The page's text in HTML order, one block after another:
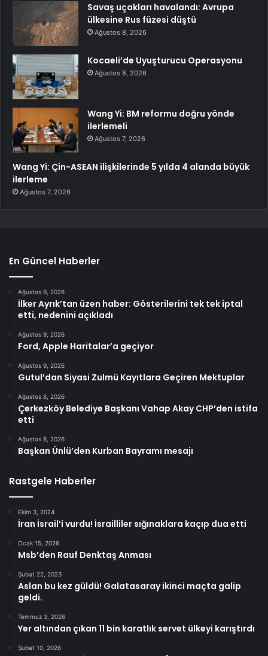
Savaş uçakları havalandı: Avrupa
ülkesine Rus füzesi düştü
Ağustos 8, 2026
Kocaeli’de Uyuşturucu Operasyonu
Ağustos 8, 2026
Wang Yi: BM reformu doğru yönde
ilerlemeli
Ağustos 7, 2026
Wang Yi: Çin-ASEAN ilişkilerinde 5 yılda 4 alanda büyük
ilerleme
Ağustos 7, 2026
En Güncel Haberler
Ağustos 9, 2026
İlker Ayrık’tan üzen haber: Gösterilerini tek tek iptal
etti, nedenini açıkladı
Ağustos 9, 2026
Ford, Apple Haritalar’a geçiyor
Ağustos 9, 2026
Gutul’dan Siyasi Zulmü Kayıtlara Geçiren Mektuplar
Ağustos 8, 2026
Çerkezköy Belediye Başkanı Vahap Akay CHP’den istifa
etti
Ağustos 8, 2026
Başkan Ünlü’den Kurban Bayramı mesajı
Rastgele Haberler
Ekim 3, 2024
İran İsrail’i vurdu! İsrailliler sığınaklara kaçıp dua etti
Ocak 15, 2026
Msb’den Rauf Denktaş Anması
Şubat 22, 2023
Aslan bu kez güldü! Galatasaray ikinci maçta galip
geldi.
Temmuz 3, 2026
Yer altından çıkan 11 bin karatlık servet ülkeyi karıştırdı
Şubat 10, 2026